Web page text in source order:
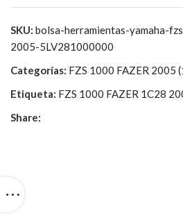
SKU: bolsa-herramientas-yamaha-
2005-5LV281000000
Categorías: FZS 1000 FAZER 2005
Etiqueta: FZS 1000 FAZER 1C28
Share: